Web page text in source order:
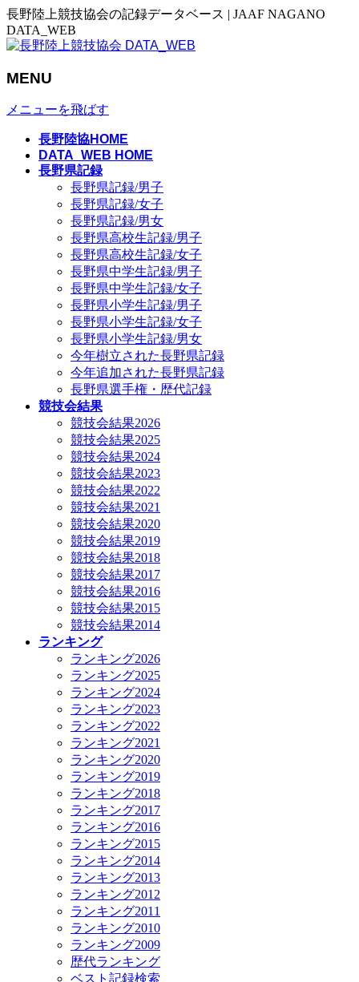
長野陸上競技協会の記録データベース | JAAF NAGANO
DATA_WEB
MENU
メニューを飛ばす
長野陸協HOME
DATA_WEB HOME
長野県記録
長野県記録/男子
長野県記録/女子
長野県記録/男女
長野県高校生記録/男子
長野県高校生記録/女子
長野県中学生記録/男子
長野県中学生記録/女子
長野県小学生記録/男子
長野県小学生記録/女子
長野県小学生記録/男女
今年樹立された長野県記録
今年追加された長野県記録
長野県選手権・歴代記録
競技会結果
競技会結果2026
競技会結果2025
競技会結果2024
競技会結果2023
競技会結果2022
競技会結果2021
競技会結果2020
競技会結果2019
競技会結果2018
競技会結果2017
競技会結果2016
競技会結果2015
競技会結果2014
ランキング
ランキング2026
ランキング2025
ランキング2024
ランキング2023
ランキング2022
ランキング2021
ランキング2020
ランキング2019
ランキング2018
ランキング2017
ランキング2016
ランキング2015
ランキング2014
ランキング2013
ランキング2012
ランキング2011
ランキング2010
ランキング2009
歴代ランキング
ベスト記録検索